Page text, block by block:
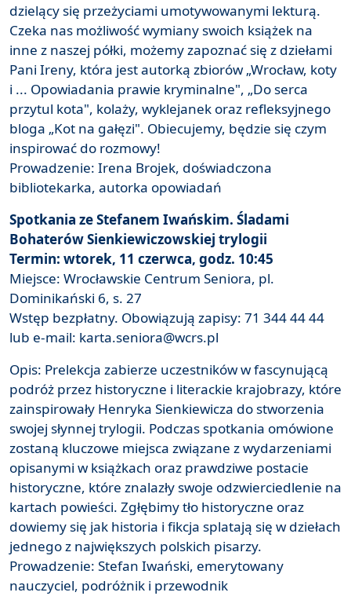
dzielący się przeżyciami umotywowanymi lekturą.
Czeka nas możliwość wymiany swoich książek na
inne z naszej półki, możemy zapoznać się z dziełami
Pani Ireny, która jest autorką zbiorów „Wrocław, koty
i ... Opowiadania prawie kryminalne", „Do serca
przytul kota", kolaży, wyklejanek oraz refleksyjnego
bloga „Kot na gałęzi". Obiecujemy, będzie się czym
inspirować do rozmowy!
Prowadzenie: Irena Brojek, doświadczona
bibliotekarka, autorka opowiadań
Spotkania ze Stefanem Iwańskim. Śladami
Bohaterów Sienkiewiczowskiej trylogii
Termin: wtorek, 11 czerwca, godz. 10:45
Miejsce: Wrocławskie Centrum Seniora, pl.
Dominikański 6, s. 27
Wstęp bezpłatny. Obowiązują zapisy: 71 344 44 44
lub e-mail: karta.seniora@wcrs.pl
Opis: Prelekcja zabierze uczestników w fascynującą
podróż przez historyczne i literackie krajobrazy, które
zainspirowały Henryka Sienkiewicza do stworzenia
swojej słynnej trylogii. Podczas spotkania omówione
zostaną kluczowe miejsca związane z wydarzeniami
opisanymi w książkach oraz prawdziwe postacie
historyczne, które znalazły swoje odzwierciedlenie na
kartach powieści. Zgłębimy tło historyczne oraz
dowiemy się jak historia i fikcja splatają się w dziełach
jednego z największych polskich pisarzy.
Prowadzenie: Stefan Iwański, emerytowany
nauczyciel, podróżnik i przewodnik